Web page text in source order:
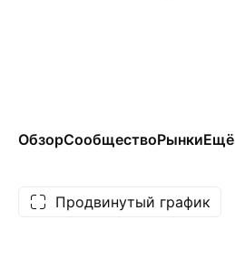
ОбзорСообществоРынкиЕщё
Продвинутый график